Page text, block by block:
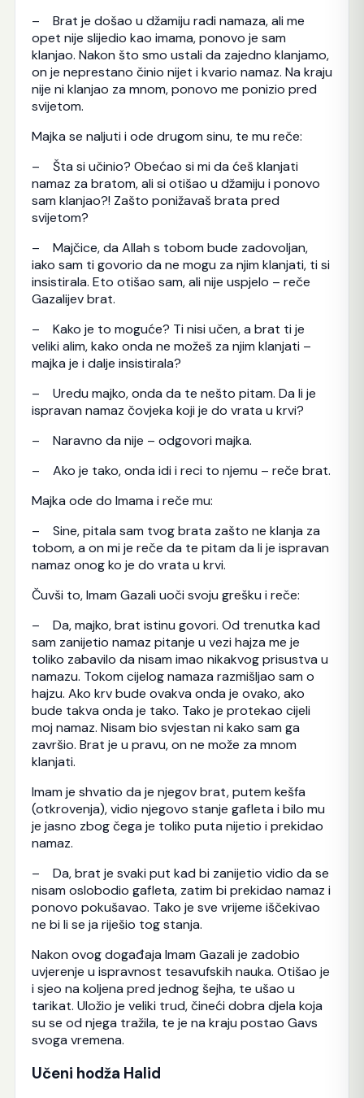
– Brat je došao u džamiju radi namaza, ali me
opet nije slijedio kao imama, ponovo je sam
klanjao. Nakon što smo ustali da zajedno klanjamo,
on je neprestano činio nijet i kvario namaz. Na kraju
nije ni klanjao za mnom, ponovo me ponizio pred
svijetom.
Majka se naljuti i ode drugom sinu, te mu reče:
– Šta si učinio? Obećao si mi da ćeš klanjati
namaz za bratom, ali si otišao u džamiju i ponovo
sam klanjao?! Zašto ponižavaš brata pred
svijetom?
– Majčice, da Allah s tobom bude zadovoljan,
iako sam ti govorio da ne mogu za njim klanjati, ti si
insistirala. Eto otišao sam, ali nije uspjelo – reče
Gazalijev brat.
– Kako je to moguće? Ti nisi učen, a brat ti je
veliki alim, kako onda ne možeš za njim klanjati –
majka je i dalje insistirala?
– Uredu majko, onda da te nešto pitam. Da li je
ispravan namaz čovjeka koji je do vrata u krvi?
– Naravno da nije – odgovori majka.
– Ako je tako, onda idi i reci to njemu – reče brat.
Majka ode do Imama i reče mu:
– Sine, pitala sam tvog brata zašto ne klanja za
tobom, a on mi je reče da te pitam da li je ispravan
namaz onog ko je do vrata u krvi.
Čuvši to, Imam Gazali uoči svoju grešku i reče:
– Da, majko, brat istinu govori. Od trenutka kad
sam zanijetio namaz pitanje u vezi hajza me je
toliko zabavilo da nisam imao nikakvog prisustva u
namazu. Tokom cijelog namaza razmišljao sam o
hajzu. Ako krv bude ovakva onda je ovako, ako
bude takva onda je tako. Tako je protekao cijeli
moj namaz. Nisam bio svjestan ni kako sam ga
završio. Brat je u pravu, on ne može za mnom
klanjati.
Imam je shvatio da je njegov brat, putem kešfa
(otkrovenja), vidio njegovo stanje gafleta i bilo mu
je jasno zbog čega je toliko puta nijetio i prekidao
namaz.
– Da, brat je svaki put kad bi zanijetio vidio da se
nisam oslobodio gafleta, zatim bi prekidao namaz i
ponovo pokušavao. Tako je sve vrijeme iščekivao
ne bi li se ja riješio tog stanja.
Nakon ovog događaja Imam Gazali je zadobio
uvjerenje u ispravnost tesavufskih nauka. Otišao je
i sjeo na koljena pred jednog šejha, te ušao u
tarikat. Uložio je veliki trud, čineći dobra djela koja
su se od njega tražila, te je na kraju postao Gavs
svoga vremena.
Učeni hodža Halid